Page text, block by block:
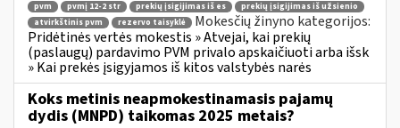
pvm pvmį 12-2 str prekių įsigijimas iš es
prekių įsigijimas iš užsienio
atvirkštinis pvm
rezervo taisyklė
Mokesčių žinyno kategorijos:
Pridėtinės vertės mokestis » Atvejai, kai prekių
(paslaugų) pardavimo PVM privalo apskaičiuoti arba išsk
» Kai prekės įsigyjamos iš kitos valstybės narės
Koks metinis neapmokestinamasis pajamų
dydis (MNPD) taikomas 2025 metais?